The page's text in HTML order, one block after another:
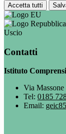
Accetta tutti
Uscio
Contatti
Istituto
Via
Tel: 0185
Email: